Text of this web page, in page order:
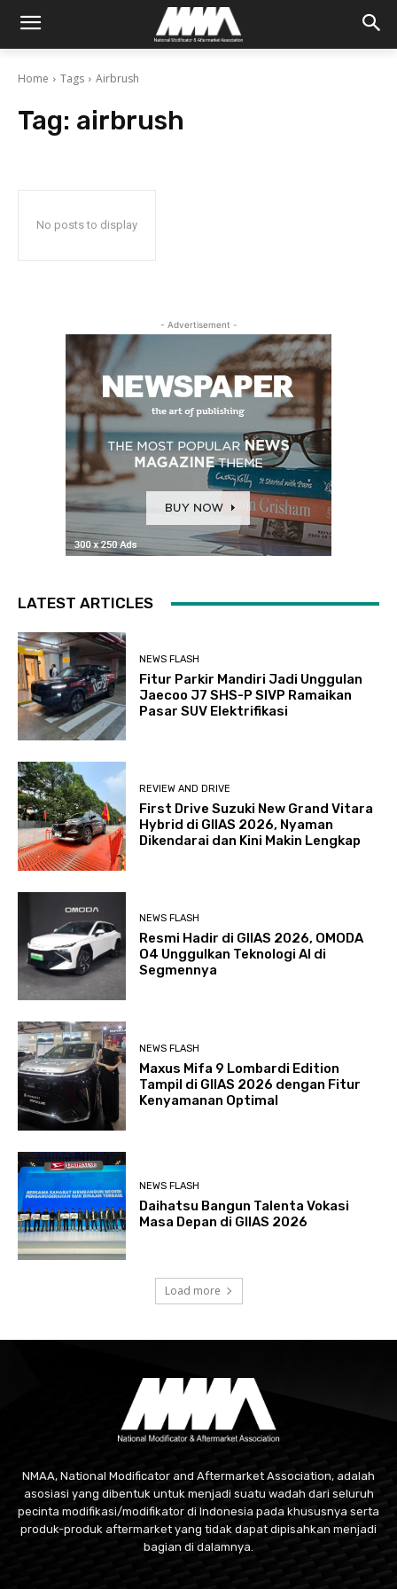
Home Tags Airbrush
Tag: airbrush
No posts to display
- Advertisement -
LATEST ARTICLES
NEWS FLASH
Fitur Parkir Mandiri Jadi Unggulan
Jaecoo J7 SHS-P SIVP Ramaikan
Pasar SUV Elektrifikasi
REVIEW AND DRIVE
First Drive Suzuki New Grand Vitara
Hybrid di GIIAS 2026, Nyaman
Dikendarai dan Kini Makin Lengkap
NEWS FLASH
Resmi Hadir di GIIAS 2026, OMODA
O4 Unggulkan Teknologi AI di
Segmennya
NEWS FLASH
Maxus Mifa 9 Lombardi Edition
Tampil di GIIAS 2026 dengan Fitur
Kenyamanan Optimal
NEWS FLASH
Daihatsu Bangun Talenta Vokasi
Masa Depan di GIIAS 2026
Load more
NMAA, National Modificator and Aftermarket Association, adalah
asosiasi yang dibentuk untuk menjadi suatu wadah dari seluruh
pecinta modifikasi/modifikator di Indonesia pada khususnya serta
produk-produk aftermarket yang tidak dapat dipisahkan menjadi
bagian di dalamnya.